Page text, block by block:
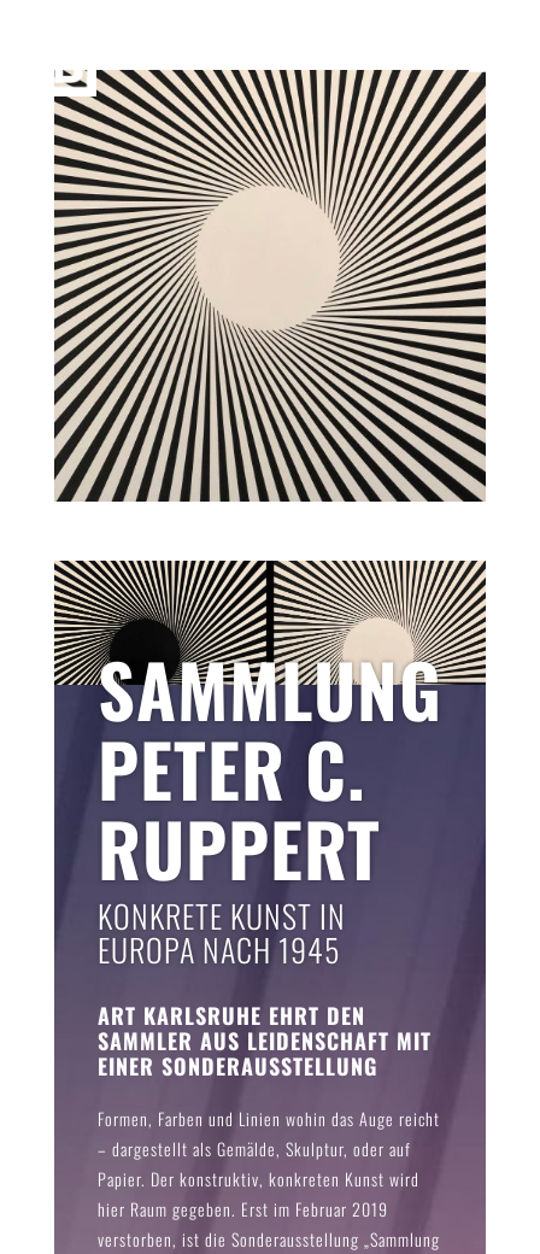
SAMMLUNG
PETER C.
RUPPERT
KONKRETE KUNST IN
EUROPA NACH 1945
ART KARLSRUHE EHRT DEN
SAMMLER AUS LEIDENSCHAFT MIT
EINER SONDERAUSSTELLUNG
Formen, Farben und Linien wohin das Auge reicht
– dargestellt als Gemälde, Skulptur, oder auf
Papier. Der konstruktiv, konkreten Kunst wird
hier Raum gegeben. Erst im Februar 2019
verstorben, ist die Sonderausstellung „Sammlung